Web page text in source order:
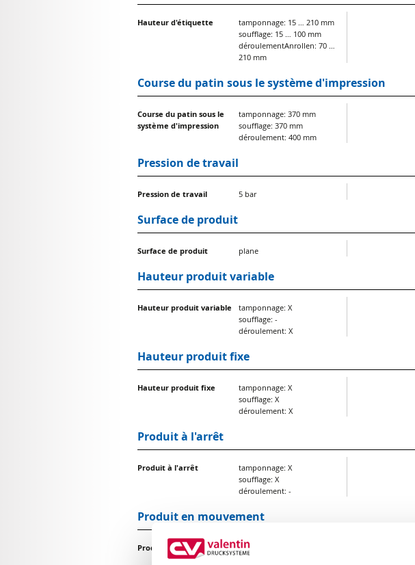
Hauteur d'étiquette
tamponnage: 15 … 210 mm
soufflage: 15 … 100 mm
déroulementAnrollen: 70 …
210 mm
Course du patin sous le système d'impression
Course du patin sous le
système d'impression
tamponnage: 370 mm
soufflage: 370 mm
déroulement: 400 mm
Pression de travail
Pression de travail 5 bar
Surface de produit
Surface de produit plane
Hauteur produit variable
Hauteur produit variable
tamponnage: X
soufflage: -
déroulement: X
Hauteur produit fixe
Hauteur produit fixe
tamponnage: X
soufflage: X
déroulement: X
Produit à l'arrêt
Produit à l'arrêt
tamponnage: X
soufflage: X
déroulement: -
Produit en mouvement
Produit en mouvement
tamponnage: -
soufflage: X